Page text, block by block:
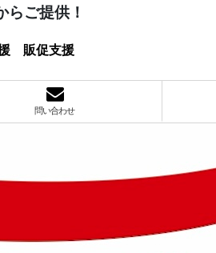
ご提供！
援 販促支援
問い合わせ